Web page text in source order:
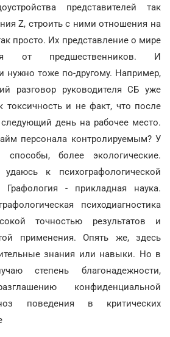
представителей так
Z, строить с ними отношения на
просто. Их представление о мире
от предшественников. И
нужно тоже по-другому. Например,
разговор руководителя СБ уже
токсичность и не факт, что после
день на рабочее место.
персонала контролируемым? У
более экологические.
к психографологической
Графология - прикладная наука.
психодиагностика
точностью результатов и
применения. Опять же, здесь
знания или навыки. Но в
степень благонадежности,
конфиденциальной
поведения в критических